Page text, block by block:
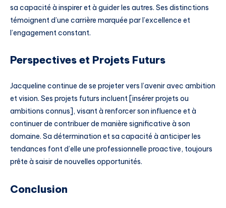
sa capacité à inspirer et à guider les autres. Ses distinctions
témoignent d’une carrière marquée par l’excellence et
l’engagement constant.
Perspectives et Projets Futurs
Jacqueline continue de se projeter vers l’avenir avec ambition
et vision. Ses projets futurs incluent [insérer projets ou
ambitions connus], visant à renforcer son influence et à
continuer de contribuer de manière significative à son
domaine. Sa détermination et sa capacité à anticiper les
tendances font d’elle une professionnelle proactive, toujours
prête à saisir de nouvelles opportunités.
Conclusion